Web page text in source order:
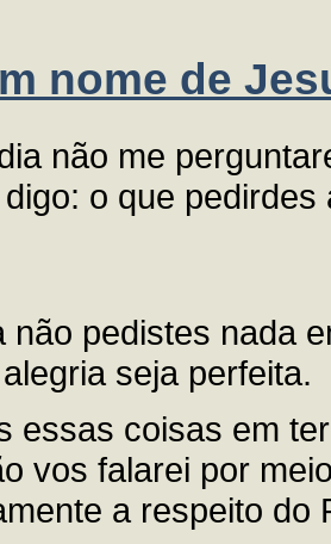
nome de
não me
o que
não pedistes nada
seja perfeita.
essas coisas em
vos falarei por
a respeito do